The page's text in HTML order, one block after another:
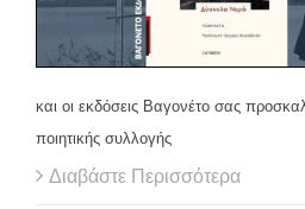
και οι εκδόσεις Βαγονέτο σας
ποιητικής συλλογής
Διαβάστε Περισσότερα